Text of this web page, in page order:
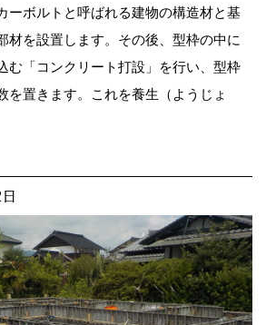
ーボルトと呼ばれる建物の構造材と基
材を設置します。その後、型枠の中に
む「コンクリート打設」を行い、型枠
を置きます。これを養生（ようじょ